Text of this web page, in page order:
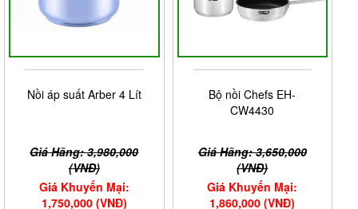
Nồi áp suất Arber 4 Lít
Giá Hãng: 3,980,000
(VNĐ)
Giá Khuyến Mại:
1,750,000 (VNĐ)
Bộ nồi Chefs EH-
CW4430
Giá Hãng: 3,650,000
(VNĐ)
Giá Khuyến Mại:
1,860,000 (VNĐ)